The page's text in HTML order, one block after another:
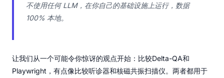
不使用任何 LLM，在你自己的基础设施上运行，数据
100% 本地。
让我们从一个可能令你惊讶的观点开始：比较Delta-QA和
Playwright，有点像比较听诊器和核磁共振扫描仪。两者都用于